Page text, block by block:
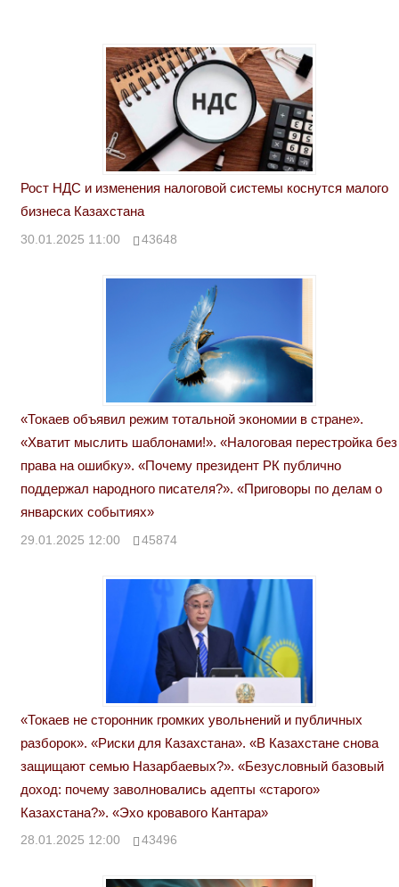
Рост НДС и изменения налоговой системы коснутся малого
бизнеса Казахстана
30.01.2025 11:00 43648
«Токаев объявил режим тотальной экономии в стране».
«Хватит мыслить шаблонами!». «Налоговая перестройка без
права на ошибку». «Почему президент РК публично
поддержал народного писателя?». «Приговоры по делам о
январских событиях»
29.01.2025 12:00 45874
«Токаев не сторонник громких увольнений и публичных
разборок». «Риски для Казахстана». «В Казахстане снова
защищают семью Назарбаевых?». «Безусловный базовый
доход: почему заволновались адепты «старого»
Казахстана?». «Эхо кровавого Кантара»
28.01.2025 12:00 43496